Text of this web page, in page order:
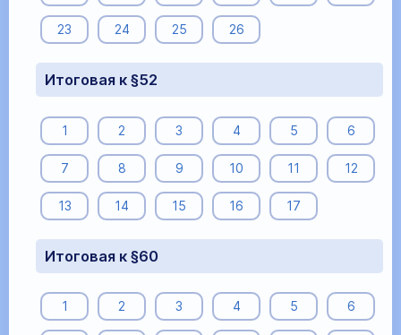
23 24 25 26
Итоговая к §52
1 2 3 4 5 6
7 8 9 10 11 12
13 14 15 16 17
Итоговая к §60
1 2 3 4 5 6